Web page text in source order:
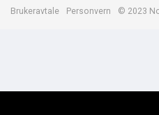
Brukeravtale Personvern © 2023